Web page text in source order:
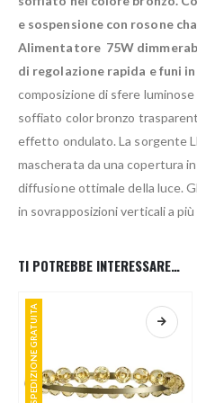
e sospensione con rosone
Alimentatore 75W
di regolazione rapida e funi
composizione di sfere
soffiato color bronzo
effetto ondulato. La sorgente
mascherata da una copertura
diffusione ottimale della luce.
in sovrapposizioni verticali a più
TI POTREBBE INTERESSARE…
SPEDIZIONE GRATUITA